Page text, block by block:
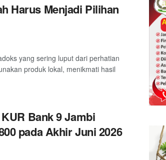
Harus Menjadi Pilihan
yang sering luput dari perhatian
produk lokal, menikmati hasil
Bank 9 Jambi
pada Akhir Juni 2026